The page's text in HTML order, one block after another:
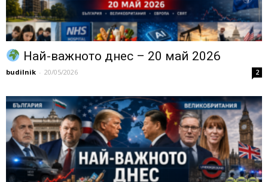
Най-важното днес – 20 май 2026
budilnik - 20/05/2026 2